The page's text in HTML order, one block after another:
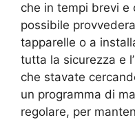
che in tempi brevi e
possibile
tapparelle o a
tutta la sicurezza e
che stavate
un programma di
regolare, per